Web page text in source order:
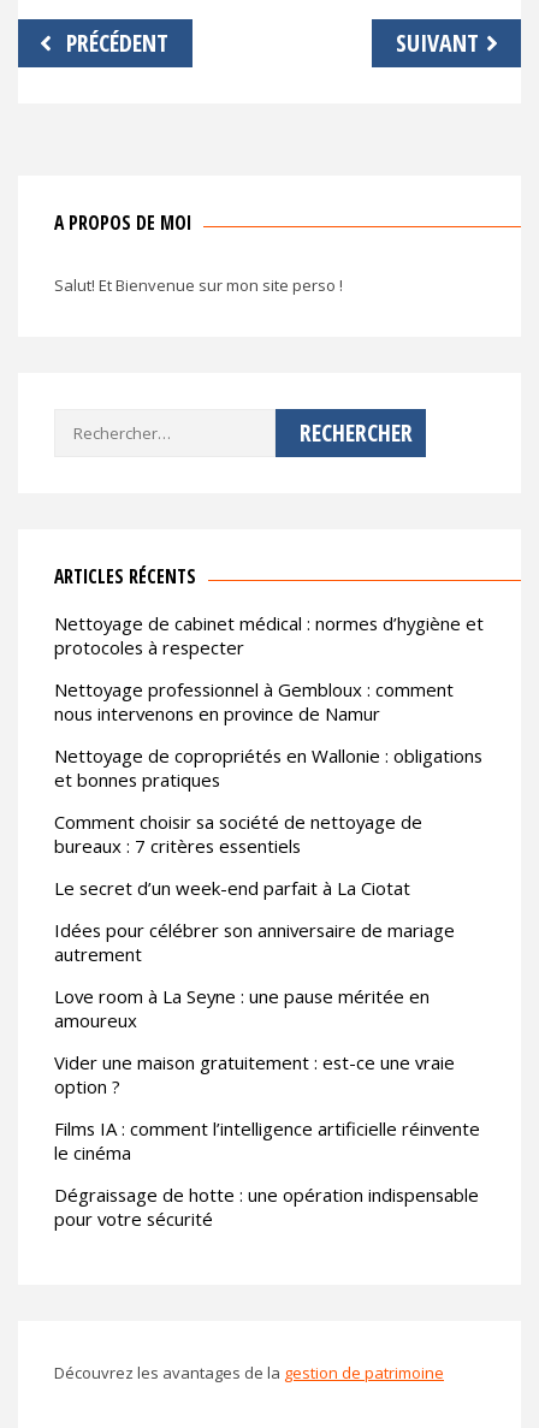
Navigation
de
PRÉCÉDENT SUIVANT
A PROPOS DE MOI
Salut! Et Bienvenue sur mon site perso !
Rechercher :
ARTICLES RÉCENTS
Nettoyage de cabinet médical : normes d’hygiène et
protocoles à respecter
Nettoyage professionnel à Gembloux : comment
nous intervenons en province de Namur
Nettoyage de copropriétés en Wallonie : obligations
et bonnes pratiques
Comment choisir sa société de nettoyage de
bureaux : 7 critères essentiels
Le secret d’un week-end parfait à La Ciotat
Idées pour célébrer son anniversaire de mariage
autrement
Love room à La Seyne : une pause méritée en
amoureux
Vider une maison gratuitement : est-ce une vraie
option ?
Films IA : comment l’intelligence artificielle réinvente
le cinéma
Dégraissage de hotte : une opération indispensable
pour votre sécurité
Découvrez les avantages de la gestion de patrimoine